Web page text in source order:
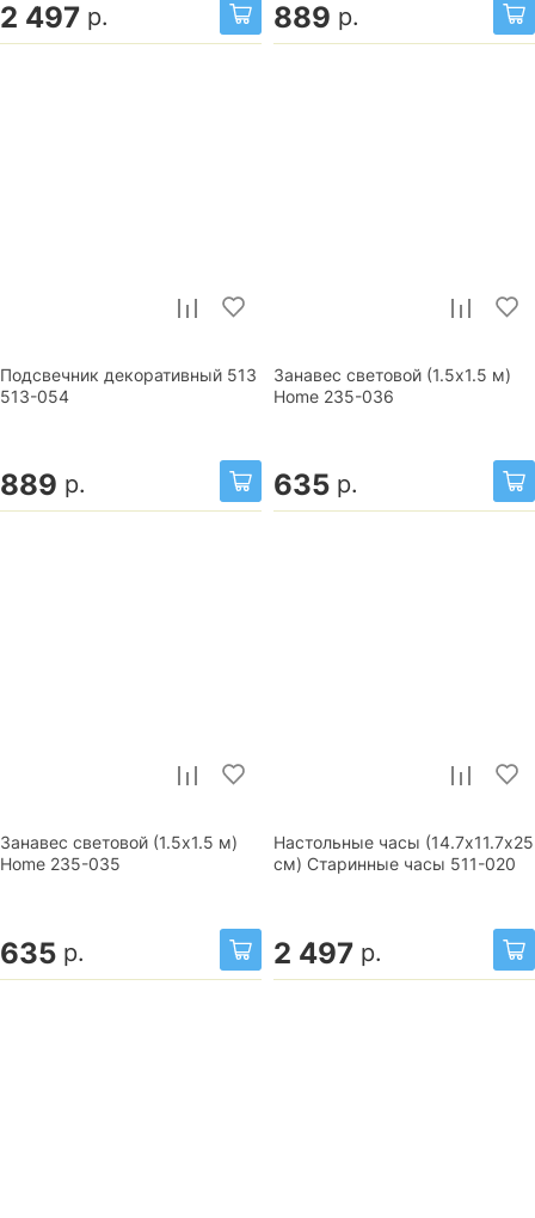
2 497 р. 889 р.
Подсвечник декоративный 513
513-054
889 р.
Занавес световой (1.5x1.5 м)
Home 235-036
635 р.
Занавес световой (1.5x1.5 м)
Home 235-035
635 р.
Настольные часы (14.7х11.7х25
см) Старинные часы 511-020
2 497 р.